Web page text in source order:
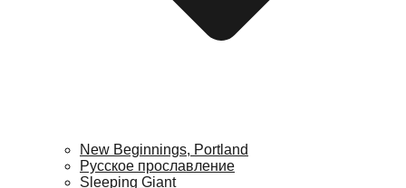
New Beginnings, Portland
Русское прославление
Sleeping Giant